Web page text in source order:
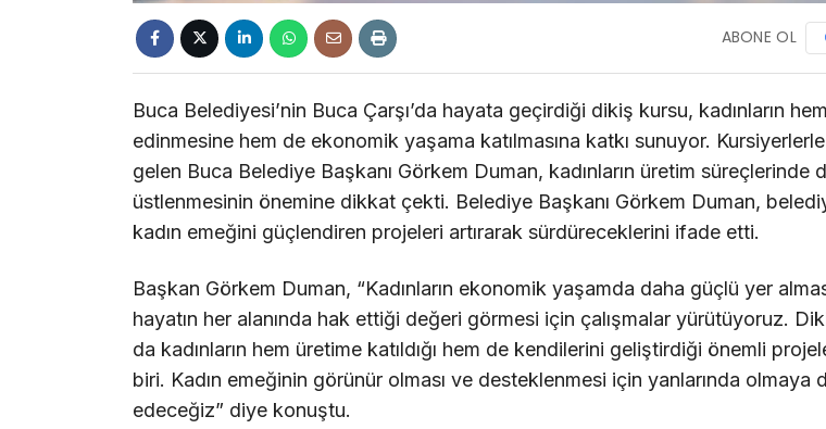
ABONE OL
Buca Belediyesi’nin Buca Çarşı’da hayata geçirdiği dikiş kursu, kadınların
edinmesine hem de ekonomik yaşama katılmasına katkı sunuyor.
gelen Buca Belediye Başkanı Görkem Duman, kadınların üretim süreçlerinde
üstlenmesinin önemine dikkat çekti. Belediye Başkanı Görkem Duman,
kadın emeğini güçlendiren projeleri artırarak sürdüreceklerini ifade etti.
Başkan Görkem Duman, “Kadınların ekonomik yaşamda daha güçlü yer
hayatın her alanında hak ettiği değeri görmesi için çalışmalar yürütüyoruz.
da kadınların hem üretime katıldığı hem de kendilerini geliştirdiği önemli
biri. Kadın emeğinin görünür olması ve desteklenmesi için yanlarında olmaya
edeceğiz” diye konuştu.